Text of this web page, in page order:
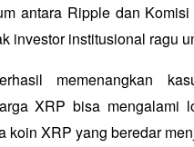
antara Ripple dan
investor institusional ragu
memenangkan
XRP bisa
koin XRP yang beredar